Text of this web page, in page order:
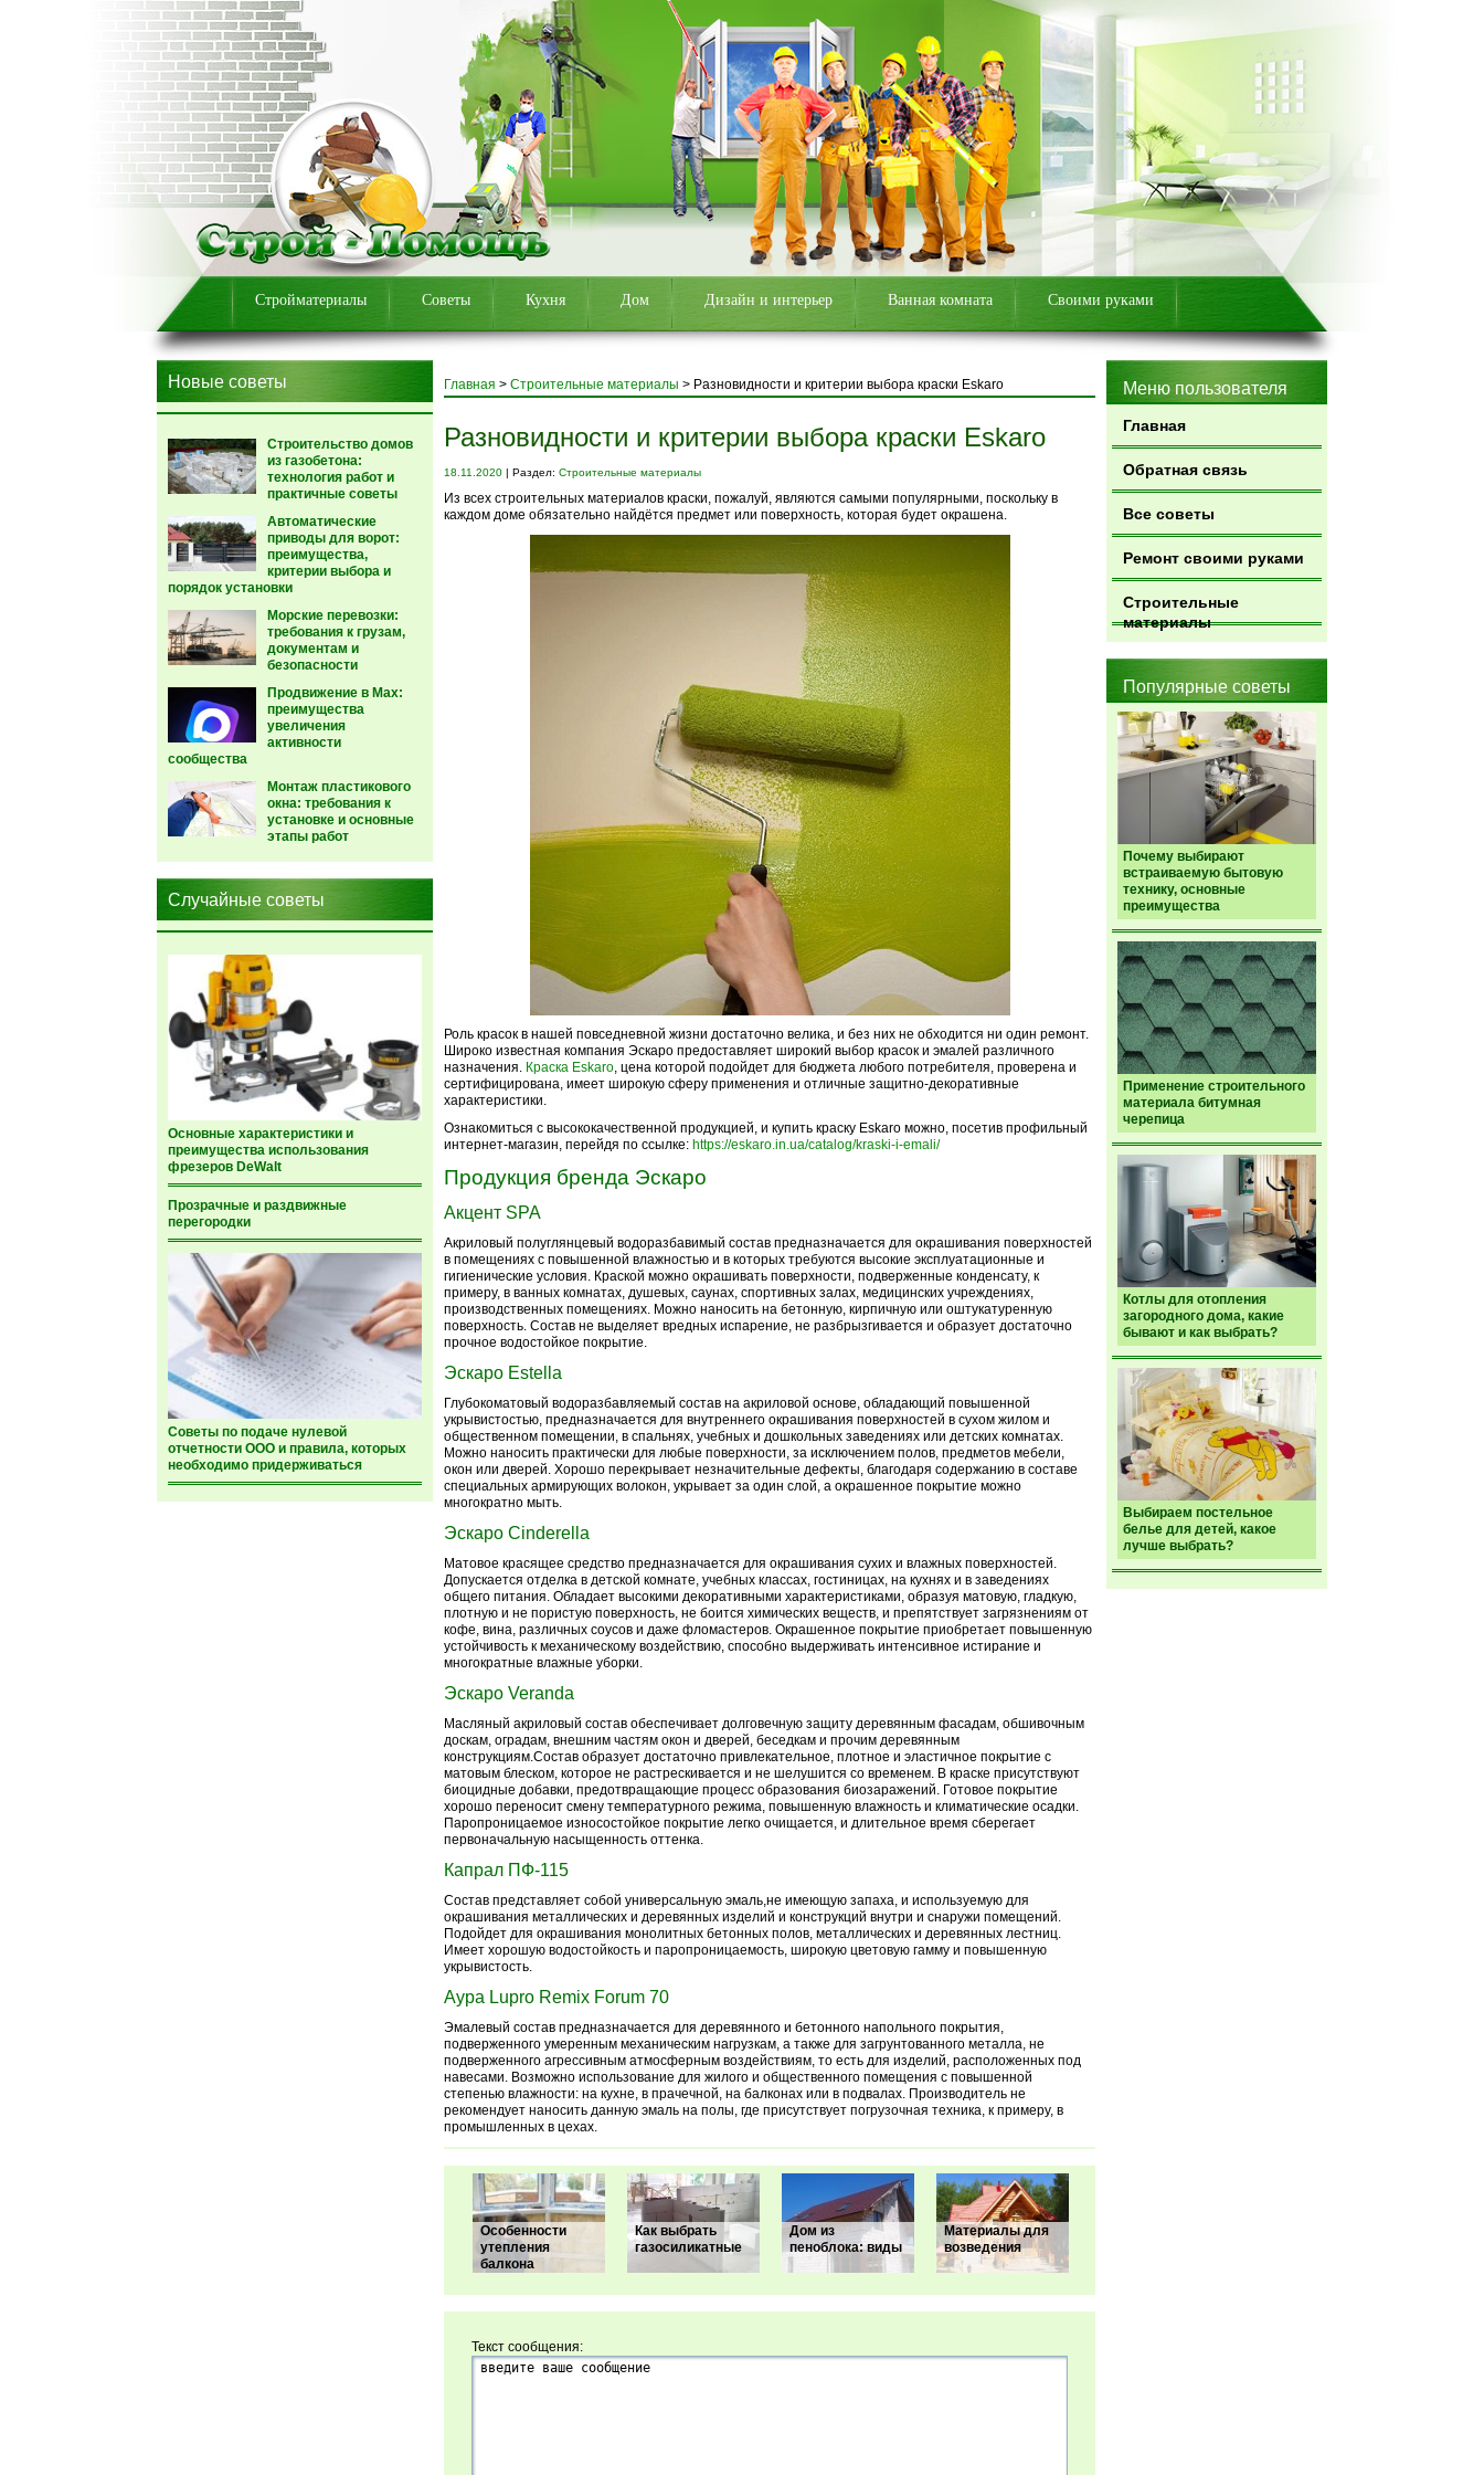
Стройматериалы Советы Кухня Дом Дизайн и интерьер Ванная комната Своими руками
Новые советы
Строительство домов
из газобетона:
технология работ и
практичные советы
Автоматические
приводы для ворот:
преимущества,
критерии выбора и
порядок установки
Морские перевозки:
требования к грузам,
документам и
безопасности
Продвижение в Max:
преимущества
увеличения
активности
сообщества
Монтаж пластикового
окна: требования к
установке и основные
этапы работ
Случайные советы
Основные характеристики и
преимущества использования
фрезеров DeWalt
Прозрачные и раздвижные
перегородки
Советы по подаче нулевой
отчетности ООО и правила, которых
необходимо придерживаться
Меню пользователя
Главная
Обратная связь
Все советы
Ремонт своими руками
Строительные
материалы
Популярные советы
Почему выбирают
встраиваемую бытовую
технику, основные
преимущества
Применение строительного
материала битумная
черепица
Котлы для отопления
загородного дома, какие
бывают и как выбрать?
Выбираем постельное
белье для детей, какое
лучше выбрать?
Главная > Строительные материалы > Разновидности и критерии выбора краски Eskaro
Разновидности и критерии выбора краски Eskaro
18.11.2020 | Раздел: Строительные материалы
Из всех строительных материалов краски, пожалуй, являются самыми популярными, поскольку в
каждом доме обязательно найдётся предмет или поверхность, которая будет окрашена.
Роль красок в нашей повседневной жизни достаточно велика, и без них не обходится ни один ремонт.
Широко известная компания Эскаро предоставляет широкий выбор красок и эмалей различного
назначения. Краска Eskaro, цена которой подойдет для бюджета любого потребителя, проверена и
сертифицирована, имеет широкую сферу применения и отличные защитно-декоративные
характеристики.
Ознакомиться с высококачественной продукцией, и купить краску Eskaro можно, посетив профильный
интернет-магазин, перейдя по ссылке: https://eskaro.in.ua/catalog/kraski-i-emali/
Продукция бренда Эскаро
Акцент SPA
Акриловый полуглянцевый водоразбавимый состав предназначается для окрашивания поверхностей
в помещениях с повышенной влажностью и в которых требуются высокие эксплуатационные и
гигиенические условия. Краской можно окрашивать поверхности, подверженные конденсату, к
примеру, в ванных комнатах, душевых, саунах, спортивных залах, медицинских учреждениях,
производственных помещениях. Можно наносить на бетонную, кирпичную или оштукатуренную
поверхность. Состав не выделяет вредных испарение, не разбрызгивается и образует достаточно
прочное водостойкое покрытие.
Эскаро Estella
Глубокоматовый водоразбавляемый состав на акриловой основе, обладающий повышенной
укрывистостью, предназначается для внутреннего окрашивания поверхностей в сухом жилом и
общественном помещении, в спальнях, учебных и дошкольных заведениях или детских комнатах.
Можно наносить практически для любые поверхности, за исключением полов, предметов мебели,
окон или дверей. Хорошо перекрывает незначительные дефекты, благодаря содержанию в составе
специальных армирующих волокон, укрывает за один слой, а окрашенное покрытие можно
многократно мыть.
Эскаро Cinderella
Матовое красящее средство предназначается для окрашивания сухих и влажных поверхностей.
Допускается отделка в детской комнате, учебных классах, гостиницах, на кухнях и в заведениях
общего питания. Обладает высокими декоративными характеристиками, образуя матовую, гладкую,
плотную и не пористую поверхность, не боится химических веществ, и препятствует загрязнениям от
кофе, вина, различных соусов и даже фломастеров. Окрашенное покрытие приобретает повышенную
устойчивость к механическому воздействию, способно выдерживать интенсивное истирание и
многократные влажные уборки.
Эскаро Veranda
Масляный акриловый состав обеспечивает долговечную защиту деревянным фасадам, обшивочным
доскам, оградам, внешним частям окон и дверей, беседкам и прочим деревянным
конструкциям.Состав образует достаточно привлекательное, плотное и эластичное покрытие с
матовым блеском, которое не растрескивается и не шелушится со временем. В краске присутствуют
биоцидные добавки, предотвращающие процесс образования биозаражений. Готовое покрытие
хорошо переносит смену температурного режима, повышенную влажность и климатические осадки.
Паропроницаемое износостойкое покрытие легко очищается, и длительное время сберегает
первоначальную насыщенность оттенка.
Капрал ПФ-115
Состав представляет собой универсальную эмаль,не имеющую запаха, и используемую для
окрашивания металлических и деревянных изделий и конструкций внутри и снаружи помещений.
Подойдет для окрашивания монолитных бетонных полов, металлических и деревянных лестниц.
Имеет хорошую водостойкость и паропроницаемость, широкую цветовую гамму и повышенную
укрывистость.
Аура Lupro Remix Forum 70
Эмалевый состав предназначается для деревянного и бетонного напольного покрытия,
подверженного умеренным механическим нагрузкам, а также для загрунтованного металла, не
подверженного агрессивным атмосферным воздействиям, то есть для изделий, расположенных под
навесами. Возможно использование для жилого и общественного помещения с повышенной
степенью влажности: на кухне, в прачечной, на балконах или в подвалах. Производитель не
рекомендует наносить данную эмаль на полы, где присутствует погрузочная техника, к примеру, в
промышленных в цехах.
Особенности
утепления
балкона
Как выбрать
газосиликатные
Дом из
пеноблока: виды
Материалы для
возведения
Текст сообщения: